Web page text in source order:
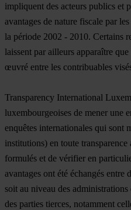
impliquent des acteurs publics et
avantages de nature fiscale par
la période 2002 - 2010. Certains
laissent par ailleurs apparaître
œuvré entre les contribuables
Transparency International
luxembourgeoises de mener une
enquêtes internationales qui sont
institutions) en toute
formulés et de vérifier en
avantages ont été échangés entre
soit au niveau des
des parties tierces, notamment